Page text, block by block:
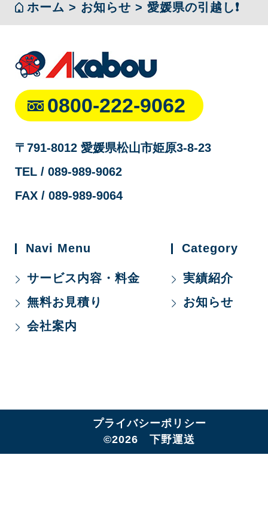
ホーム > お知らせ > 愛媛県の引越し❗️
0800-222-9062
〒791-8012 愛媛県松山市姫原3-8-23
TEL / 089-989-9062
FAX / 089-989-9064
Navi Menu
サービス内容・料金
無料お見積り
会社案内
Category
実績紹介
お知らせ
プライバシーポリシー
©2026 下野運送